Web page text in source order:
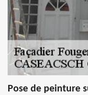
Pose de peinture